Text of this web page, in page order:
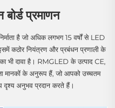
प्रमाणन
है जो अधिक लगभग 15 वर्षों से LED
कठोर नियंत्रण और प्रबंधन प्रणाली के
भी दावा है। RMGLED के उत्पाद CE,
मानकों के अनुरूप हैं, जो आपको उच्चतम
दृश्य अनुभव प्रदान करते हैं।